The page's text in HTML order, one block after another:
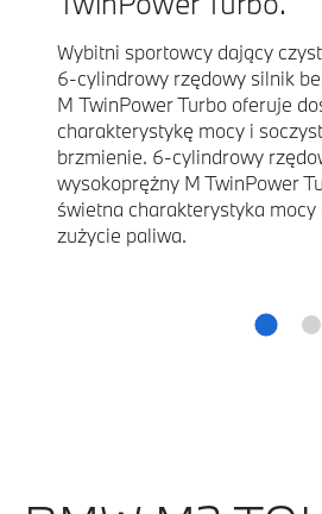
Wybitni sportowcy dający
6-cylindrowy rzędowy silnik
M TwinPower Turbo oferuje
charakterystykę mocy i
brzmienie. 6-cylindrowy
wysokoprężny M TwinPower
świetna charakterystyka
zużycie paliwa.